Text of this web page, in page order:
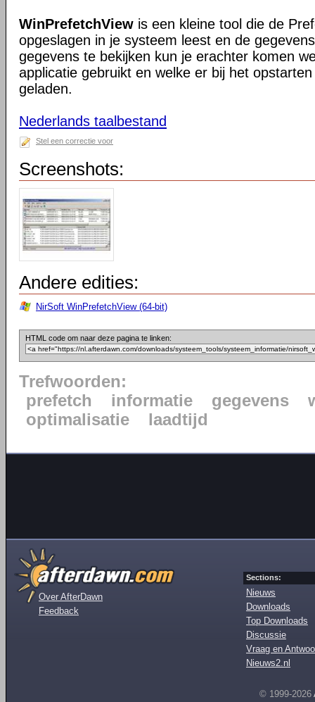
WinPrefetchView is een kleine tool die de
opgeslagen in je systeem leest en de
gegevens te bekijken kun je erachter komen
applicatie gebruikt en welke er bij het
geladen.
Nederlands taalbestand
Stel een correctie voor
Screenshots:
Andere edities:
NirSoft WinPrefetchView (64-bit)
HTML code om naar deze pagina te linken:
Trefwoorden:
prefetch
informatie gegevens
optimalisatie
laadtijd
Over AfterDawn
Feedback
Sections:
Nieuws
Downloads
Top Downloads
Discussie
Vraag en
Nieuws2.nl
© 1999-2026